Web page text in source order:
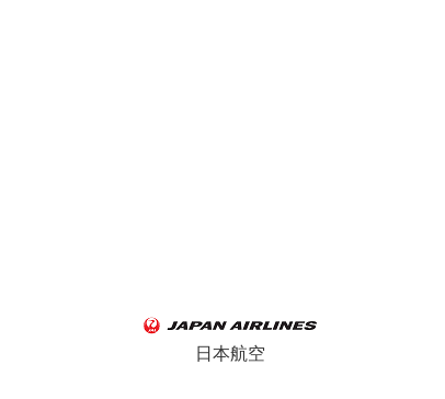
日本航空